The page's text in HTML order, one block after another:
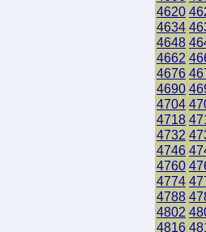
4620
4634
4648
4662
4676
4690
4704
4718
4732
4746
4760
4774
4788
4802
4816